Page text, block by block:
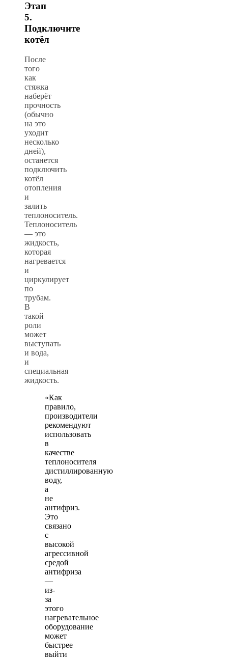
Этап
5.
Подключите
котёл
После
того
как
стяжка
наберёт
прочность
(обычно
на это
уходит
несколько
дней),
останется
подключить
котёл
отопления
и
залить
теплоноситель.
Теплоноситель
— это
жидкость,
которая
нагревается
и
циркулирует
по
трубам.
В
такой
роли
может
выступать
и вода,
и
специальная
жидкость.
«Как
правило,
производители
рекомендуют
использовать
в
качестве
теплоносителя
дистиллированную
воду,
а
не
антифриз.
Это
связано
с
высокой
агрессивной
средой
антифриза
—
из-
за
этого
нагревательное
оборудование
может
быстрее
выйти